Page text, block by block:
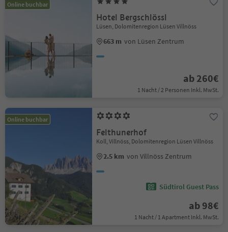
Online buchbar
Hotel Bergschlössl
Lüsen, Dolomitenregion Lüsen Villnöss
663 m von Lüsen Zentrum
ab 260€
1 Nacht / 2 Personen Inkl. MwSt.
Online buchbar
Felthunerhof
Koll, Villnöss, Dolomitenregion Lüsen Villnöss
2.5 km von Villnöss Zentrum
Südtirol Guest Pass
ab 98€
1 Nacht / 1 Apartment Inkl. MwSt.